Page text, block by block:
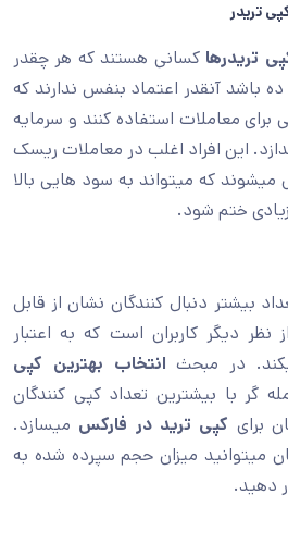
تریدر
تریدرها کسانی هستند که هر چقدر
باشد آنقدر اعتماد بنفس ندارند که
برای معاملات استفاده کنند و سرمایه
این افراد اغلب در معاملات ریسک
میشوند که میتواند به سود هایی بالا
ختم شود.
بیشتر دنبال کنندگان نشان از قابل
نظر دیگر کاربران است که به اعتبار
در مبحث انتخاب بهترین کپی
گر با بیشترین تعداد کپی کنندگان
برای کپی ترید در فارکس میسازد.
میتوانید میزان حجم سپرده شده به
دهید.